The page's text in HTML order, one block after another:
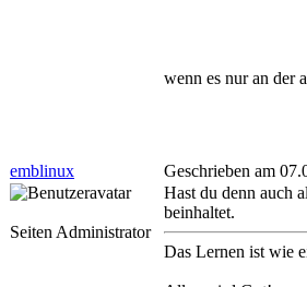
wenn es nur an der
emblinux Geschrieben am
Seiten Administrator
Hast du denn auch
beinhaltet.
Das Lernen ist wie